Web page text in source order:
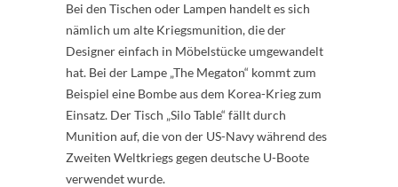
Bei den Tischen oder Lampen handelt es sich
nämlich um alte Kriegsmunition, die der
Designer einfach in Möbelstücke umgewandelt
hat. Bei der Lampe „The Megaton“ kommt zum
Beispiel eine Bombe aus dem Korea-Krieg zum
Einsatz. Der Tisch „Silo Table“ fällt durch
Munition auf, die von der US-Navy während des
Zweiten Weltkriegs gegen deutsche U-Boote
verwendet wurde.